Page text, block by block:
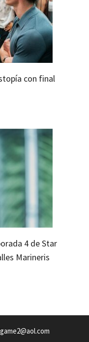
con final
4 de Star
Marineris